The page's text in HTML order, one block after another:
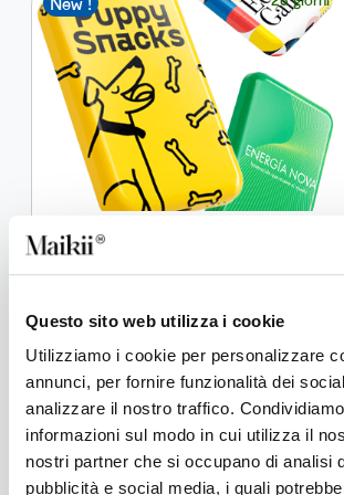
Questo sito web utilizza i cookie
Utilizziamo i cookie per personalizzare
annunci, per fornire funzionalità dei
analizzare il nostro traffico.
informazioni sul modo in cui utilizza il
nostri partner che si occupano di analisi
pubblicità e social media, i quali
Power bank custom con ricarica wireless Qi1,
5.000 mAh
12 giorni
New !